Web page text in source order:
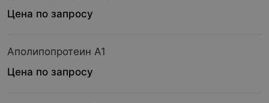
Цена по запросу
Аполипопротеин А1
Цена по запросу